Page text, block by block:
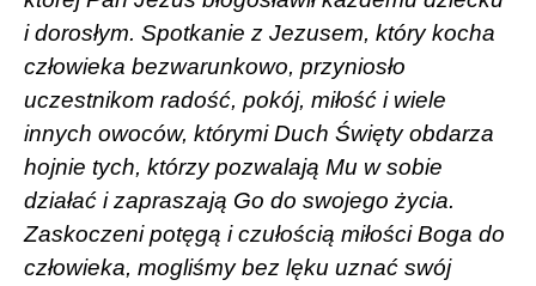
i dorosłym. Spotkanie z Jezusem, który kocha
człowieka bezwarunkowo, przyniosło
uczestnikom radość, pokój, miłość i wiele
innych owoców, którymi Duch Święty obdarza
hojnie tych, którzy pozwalają Mu w sobie
działać i zapraszają Go do swojego życia.
Zaskoczeni potęgą i czułością miłości Boga do
człowieka, mogliśmy bez lęku uznać swój